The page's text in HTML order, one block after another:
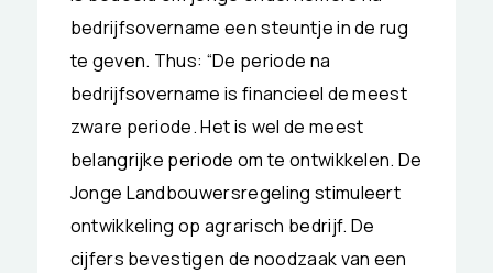
bedrijfsovername een steuntje in de rug
te geven. Thus: “De periode na
bedrijfsovername is financieel de meest
zware periode. Het is wel de meest
belangrijke periode om te ontwikkelen. De
Jonge Landbouwersregeling stimuleert
ontwikkeling op agrarisch bedrijf. De
cijfers bevestigen de noodzaak van een